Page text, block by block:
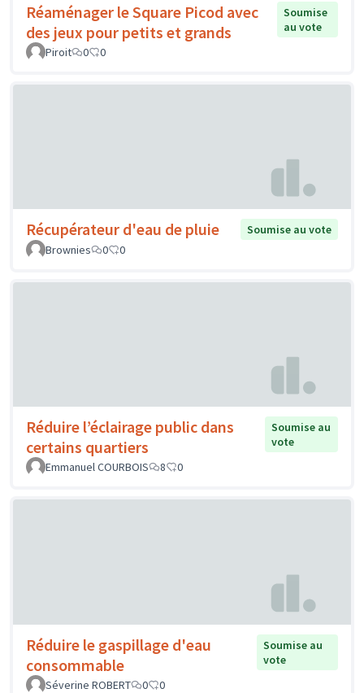
Réaménager le Square Picod avec
des jeux pour petits et grands
Soumise
au vote
Piroit
0 0
Récupérateur d'eau de pluie
Soumise au vote
Brownies
0 0
Réduire l’éclairage public dans
certains quartiers
Soumise au
vote
Emmanuel COURBOIS
8 0
Réduire le gaspillage d'eau
consommable
Soumise au
vote
Séverine ROBERT
0 0